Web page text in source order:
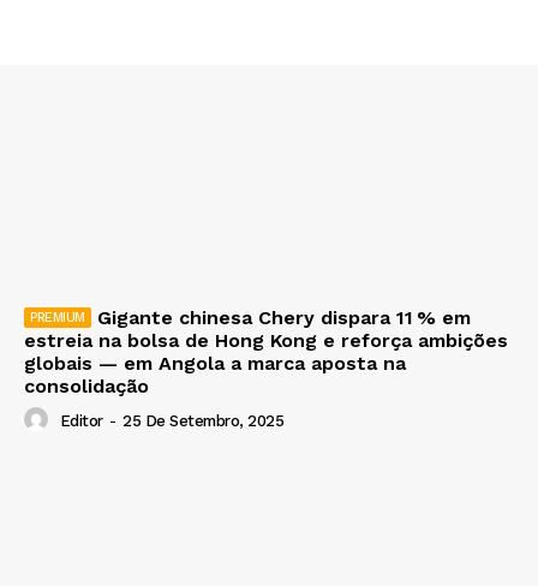
Gigante chinesa Chery dispara 11 % em
estreia na bolsa de Hong Kong e reforça ambições
globais — em Angola a marca aposta na
consolidação
Editor - 25 De Setembro, 2025